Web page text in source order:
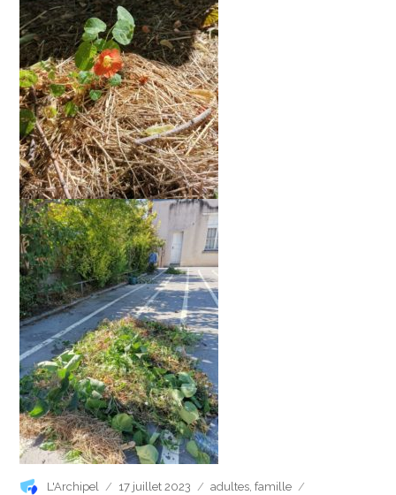
Auteur
L'Archipel
Publié
17 juillet 2023 Catégories
adultes, famille